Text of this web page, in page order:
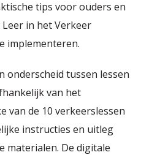
tips voor ouders en
in het Verkeer
implementeren.
onderscheid tussen lessen
van het
van de 10 verkeerslessen
instructies en uitleg
materialen. De digitale